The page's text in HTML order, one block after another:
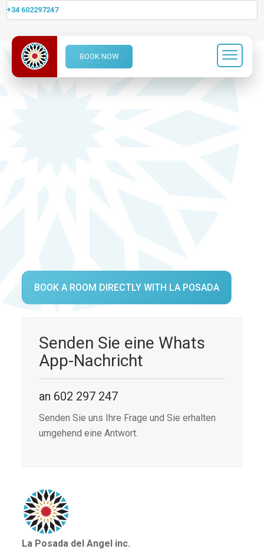
+34 602297247
BOOK NOW
BOOK A ROOM DIRECTLY WITH LA POSADA
Senden Sie eine Whats
App-Nachricht
an 602 297 247
Senden Sie uns Ihre Frage und Sie erhalten
umgehend eine Antwort.
La Posada del Angel inc.